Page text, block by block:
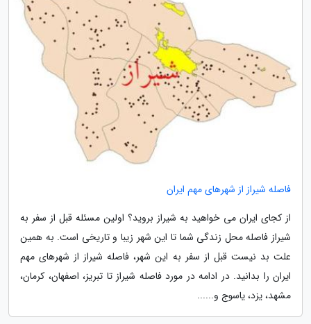
فاصله شیراز از شهرهای مهم ایران
از کجای ایران می خواهید به شیراز بروید؟ اولین مسئله قبل از سفر به
شیراز فاصله محل زندگی شما تا این شهر زیبا و تاریخی است. به همین
علت بد نیست قبل از سفر به این شهر، فاصله شیراز از شهرهای مهم
ایران را بدانید. در ادامه در مورد فاصله شیراز تا تبریز، اصفهان، کرمان،
مشهد، یزد، یاسوج و......